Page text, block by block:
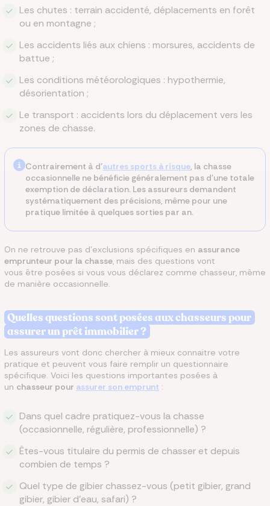
Les chutes : terrain accidenté, déplacements en forêt
ou en montagne ;
Les accidents liés aux chiens : morsures, accidents de
battue ;
Les conditions météorologiques : hypothermie,
désorientation ;
Le transport : accidents lors du déplacement vers les
zones de chasse.
Contrairement à d'autres sports à risque, la chasse
occasionnelle ne bénéficie généralement pas d'une totale
exemption de déclaration. Les assureurs demandent
systématiquement des précisions, même pour une
pratique limitée à quelques sorties par an.
On ne retrouve pas d’exclusions spécifiques en assurance
emprunteur pour la chasse, mais des questions vont
vous être posées si vous vous déclarez comme chasseur, même
de manière occasionnelle.
Quelles questions sont posées aux chasseurs pour
assurer un prêt immobilier ?
Les assureurs vont donc chercher à mieux connaitre votre
pratique et peuvent vous faire remplir un questionnaire
spécifique. Voici les questions importantes posées à
un chasseur pour assurer son emprunt :
Dans quel cadre pratiquez-vous la chasse
(occasionnelle, régulière, professionnelle) ?
Êtes-vous titulaire du permis de chasser et depuis
combien de temps ?
Quel type de gibier chassez-vous (petit gibier, grand
gibier, gibier d'eau, safari) ?